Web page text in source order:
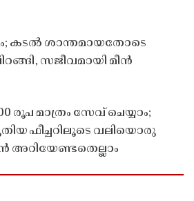
കടൽ ശാന്തമായതോടെ
സജീവമായി മീൻ
രൂപ മാത്രം സേവ് ചെയ്യാം;
ഫീച്ചറിലൂടെ വലിയൊരു
അറിയേണ്ടതെല്ലാം